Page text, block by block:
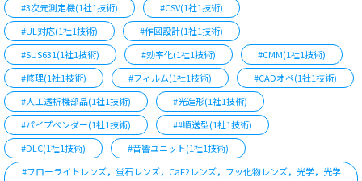
#3次元測定機(1社1技術)
#CSV(1社1技術)
#UL対応(1社1技術)
#作図設計(1社1技術)
#SUS631(1社1技術)
#効率化(1社1技術)
#CMM(1社1技術)
#修理(1社1技術)
#フィルム(1社1技術)
#CADオペ(1社1技術)
#人工透析機部品(1社1技術)
#光造形(1社1技術)
#パイプベンダー(1社1技術)
##順送型(1社1技術)
#DLC(1社1技術)
#音響ユニット(1社1技術)
#フローライトレンズ，蛍石レンズ，CaF2レンズ，フッ化物レンズ，光学，光学